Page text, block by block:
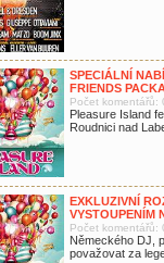
SPECIÁLNÍ
FRIENDS
Počet komentářů:
Pleasure Island
Roudnici nad
EXKLUZIVNÍ
VYSTOUPENÍM
Počet komentářů:
Německého DJ,
považovat za